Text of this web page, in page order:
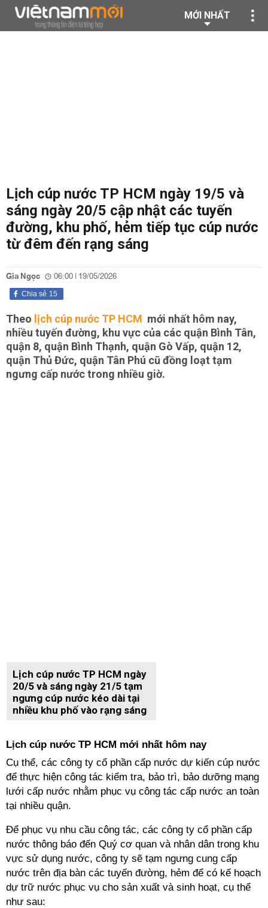
MỚI NHẤT
Lịch cúp nước TP HCM ngày 19/5 và
sáng ngày 20/5 cập nhật các tuyến
đường, khu phố, hẻm tiếp tục cúp nước
từ đêm đến rạng sáng
Gia Ngọc 06:00 | 19/05/2026
15
Chia sẻ
Theo lịch cúp nước TP HCM mới nhất hôm nay,
nhiều tuyến đường, khu vực của các quận Bình Tân,
quận 8, quận Bình Thạnh, quận Gò Vấp, quận 12,
quận Thủ Đức, quận Tân Phú cũ đồng loạt tạm
ngưng cấp nước trong nhiều giờ.
Lịch cúp nước TP HCM ngày
20/5 và sáng ngày 21/5 tạm
ngưng cúp nước kéo dài tại
nhiều khu phố vào rạng sáng
Lịch cúp nước TP HCM mới nhất hôm nay
Cụ thể, các công ty cổ phần cấp nước dự kiến cúp nước
để thực hiện công tác kiểm tra, bảo trì, bảo dưỡng mạng
lưới cấp nước nhằm phục vụ công tác cấp nước an toàn
tại nhiều quận.
Để phục vụ nhu cầu công tác, các công ty cổ phần cấp
nước thông báo đến Quý cơ quan và nhân dân trong khu
vực sử dụng nước, công ty sẽ tạm ngưng cung cấp
nước trên địa bàn các tuyến đường, hẻm để có kế hoạch
dự trữ nước phục vụ cho sản xuất và sinh hoạt, cụ thể
như sau: